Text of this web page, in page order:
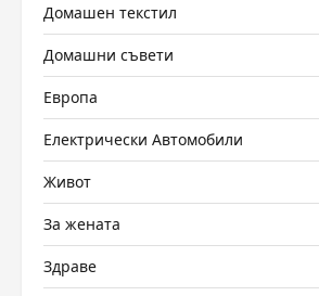
Домашен текстил
Домашни съвети
Европа
Електрически Автомобили
Живот
За жената
Здраве